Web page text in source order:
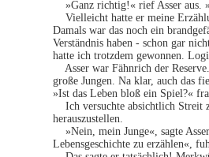
»Ganz richtig!« rief Asser aus.
Vielleicht hatte er meine
Damals war das noch ein
Verständnis haben - schon gar
hatte ich trotzdem gewonnen.
Asser war Fähnrich der
große Jungen. Na klar, auch das
»Ist das Leben bloß ein Spiel?«
Ich versuchte absichtlich Streit
herauszustellen.
»Nein, mein Junge«, sagte
Lebensgeschichte zu erzählen«,